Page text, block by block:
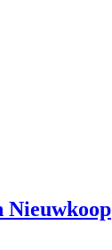
Nieuwkoop